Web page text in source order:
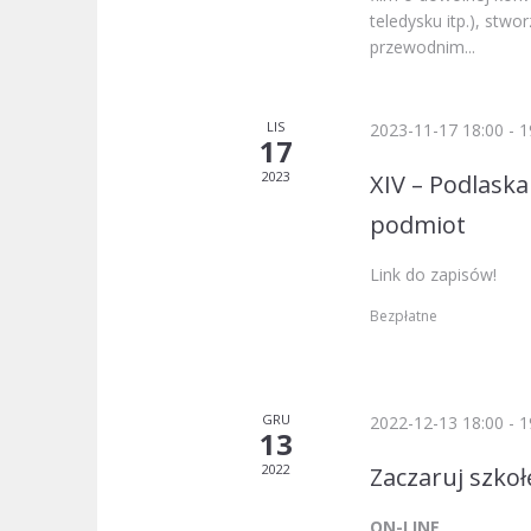
teledysku itp.),
przewodnim...
LIS
17
2023
2023-11-17 18:00 -
XIV –
podmiot
Link do zapisów!
Bezpłatne
GRU
13
2022
2022-12-13 18:00 -
Zaczaruj